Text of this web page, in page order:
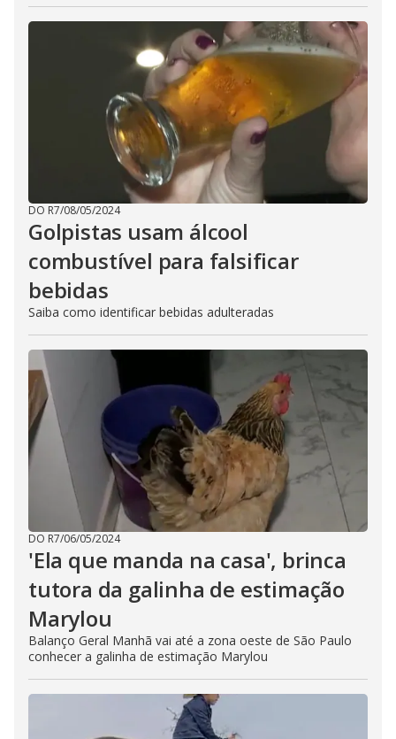
DO R7/08/05/2024
Golpistas usam álcool
combustível para falsificar
bebidas
Saiba como identificar bebidas adulteradas
DO R7/06/05/2024
'Ela que manda na casa', brinca
tutora da galinha de estimação
Marylou
Balanço Geral Manhã vai até a zona oeste de São Paulo
conhecer a galinha de estimação Marylou